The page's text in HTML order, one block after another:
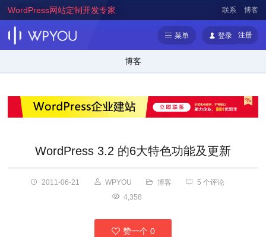
WordPress网站定制开发专家 联系 博客
菜单 登录 注册
博客
WordPress 3.2 的6大特色功能及更新
2011-06-21 WPYOU 博客
5 个评论
4,358
赞一个 0